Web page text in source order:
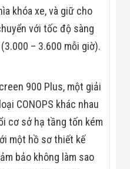
khóa xe, và giữ cho
với tốc độ sàng
– 3.600 mỗi giờ).
900 Plus, một giải
CONOPS khác nhau
cơ sở hạ tầng tốn kém
một hồ sơ thiết kế
bảo không làm sao